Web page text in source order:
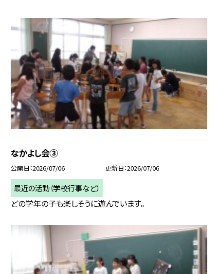
なかよし会③
公開日 2026/07/06 更新日 2026/07/06
最近の活動（学校行事など）
どの学年の子も楽しそうに遊んでいます。